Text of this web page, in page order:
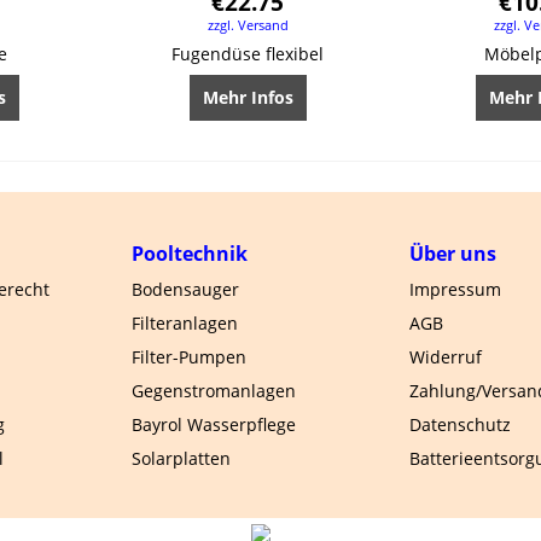
zzgl. Versand
Fugendüse flexibel
Mehr Infos
zzgl.
Mehr
Pooltechnik
Bodensauger
Filteranlagen
Filter-Pumpen
Gegenstromanlagen
Bayrol Wasserpflege
Solarplatten
Über uns
Impressum
AGB
Widerruf
Zahlung/
Datenschutz